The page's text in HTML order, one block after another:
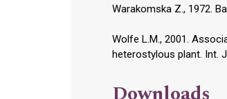
Warakomska Z., 1972.
Wolfe L.M., 2001.
heterostylous plant. Int.